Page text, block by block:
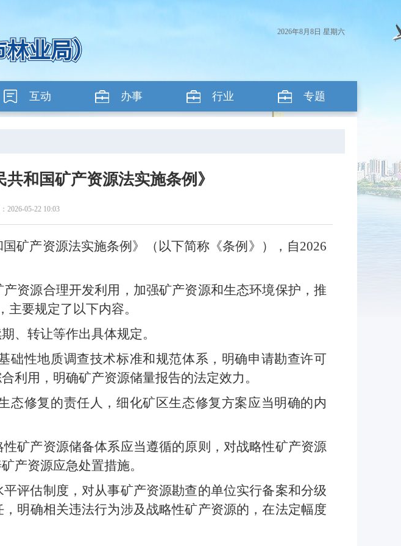
2026年8月8日 星期六
互动 办事 行业 专题
和国矿产资源法实施条例》
05-22 10:03
矿产资源法实施条例》（以下简称《条例》），自2026
资源合理开发利用，加强矿产资源和生态环境保护，推
要规定了以下内容。
、转让等作出具体规定。
础性地质调查技术标准和规范体系，明确申请勘查许可
利用，明确矿产资源储量报告的法定效力。
态修复的责任人，细化矿区生态修复方案应当明确的内
矿产资源储备体系应当遵循的原则，对战略性矿产资源
产资源应急处置措施。
评估制度，对从事矿产资源勘查的单位实行备案和分级
明确相关违法行为涉及战略性矿产资源的，在法定幅度